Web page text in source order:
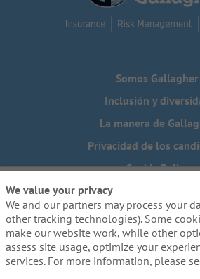
Somos Gallagher
Inclusión y
La manera de
Privacidad de los
Cookie Policy
Do Not Sell or Share My Personal
¿Necesita una adaptación especial
parte de nuestro proceso de
este sitio web? Escríbanos a:
We value your privacy
We and our partners may process your
other tracking technologies). Some
make our website work, while other
assess site usage, optimize your
services. For more information, please